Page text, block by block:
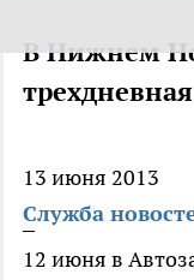
В Нижнем
13 июня 2013
Служба
12 июня в